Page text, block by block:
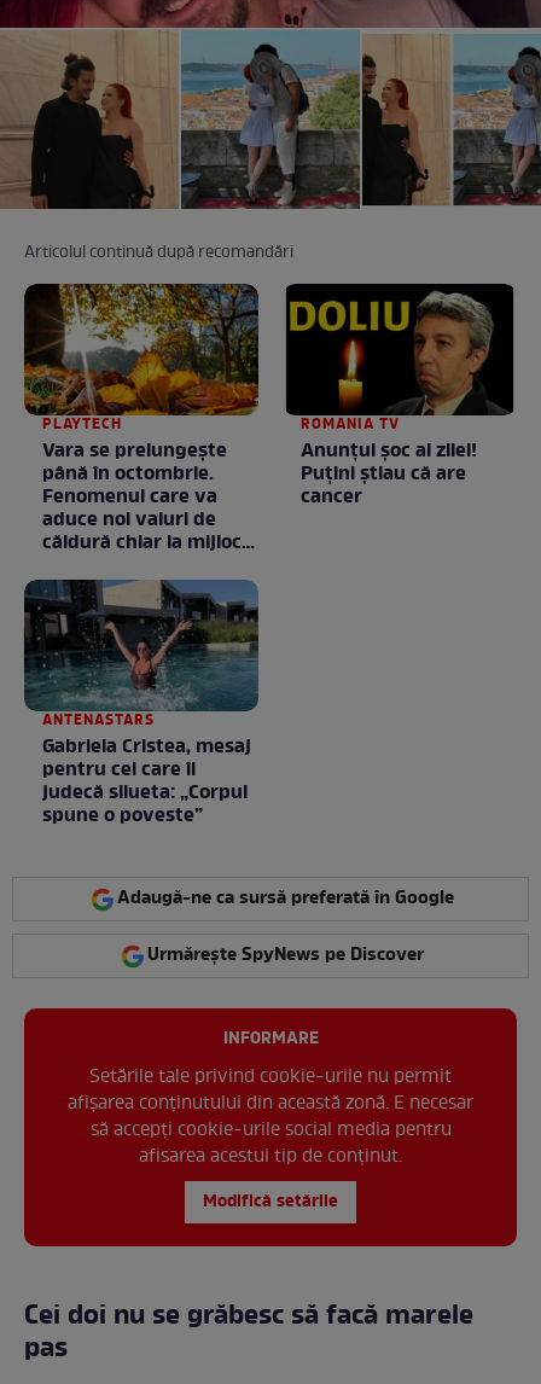
Articolul continuă după recomandări
PLAYTECH
Vara se prelungeşte
până în octombrie.
Fenomenul care va
aduce noi valuri de
căldură chiar la mijlocul
ROMANIA TV
Anunţul şoc al zilei!
Puţini ştiau că are
cancer
ANTENASTARS
Gabriela Cristea, mesaj
pentru cei care îi
judecă silueta: „Corpul
spune o poveste”
Adaugă-ne ca sursă preferată în Google
Urmărește SpyNews pe Discover
INFORMARE
Setările tale privind cookie-urile nu permit
afișarea conținutului din această zonă. E necesar
să accepți cookie-urile social media pentru
afisarea acestui tip de conținut.
Modifică setările
Cei doi nu se grăbesc să facă marele
pas